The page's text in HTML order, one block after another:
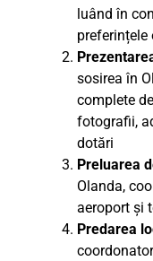
luând în
preferințele
sosirea în
complete
fotografii,
dotări
Preluarea
Olanda,
aeroport și
Predarea